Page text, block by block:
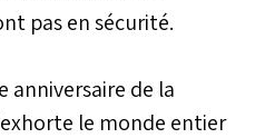
pas en sécurité.
anniversaire de la
le monde entier